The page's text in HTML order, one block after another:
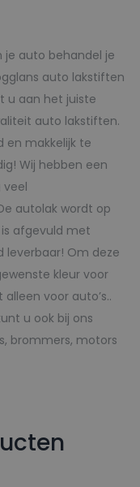
je auto behandel je
auto lakstiften
u aan het juiste
auto lakstiften.
en makkelijk te
Wij hebben een
autolak wordt op
afgevuld met
leverbaar! Om deze
kleur voor
voor auto’s..
u ook bij ons
brommers, motors